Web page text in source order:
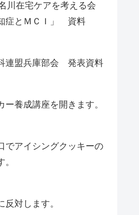
川在宅ケアを考える会
症とＭＣＩ」 資料
連盟兵庫部会 発表資料
ー養成講座を開きます。
でアイシングクッキーの
反対します。